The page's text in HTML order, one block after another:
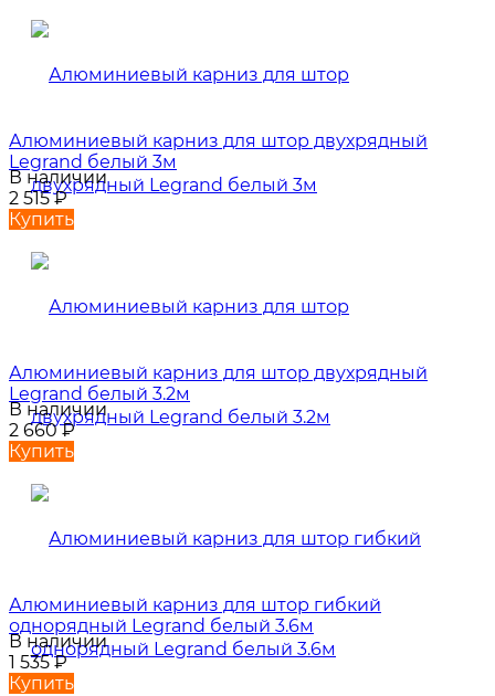
Алюминиевый карниз для штор двухрядный
Legrand белый 3м
В наличии
2 515₽
Купить
Алюминиевый карниз для штор двухрядный
Legrand белый 3.2м
В наличии
2 660₽
Купить
Алюминиевый карниз для штор гибкий
однорядный Legrand белый 3.6м
В наличии
1 535₽
Купить